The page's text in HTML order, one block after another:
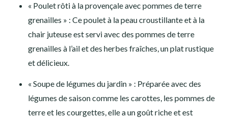
« Poulet rôti à la provençale avec pommes de terre
grenailles » : Ce poulet à la peau croustillante et à la
chair juteuse est servi avec des pommes de terre
grenailles à l’ail et des herbes fraîches, un plat rustique
et délicieux.
« Soupe de légumes du jardin » : Préparée avec des
légumes de saison comme les carottes, les pommes de
terre et les courgettes, elle a un goût riche et est